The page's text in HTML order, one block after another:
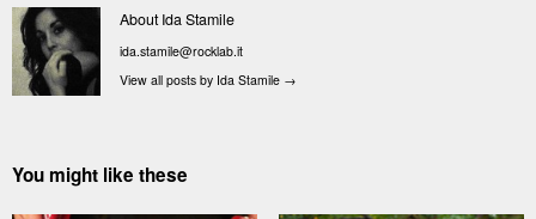
About Ida Stamile
ida.stamile@rocklab.it
View all posts by Ida Stamile →
You might like these